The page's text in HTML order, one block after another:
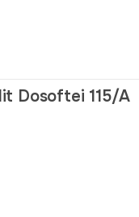
Dosoftei 115/A